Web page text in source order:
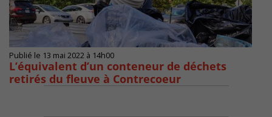
Publié le 13 mai 2022 à 14h00
L’équivalent d’un conteneur de déchets
retirés du fleuve à Contrecoeur